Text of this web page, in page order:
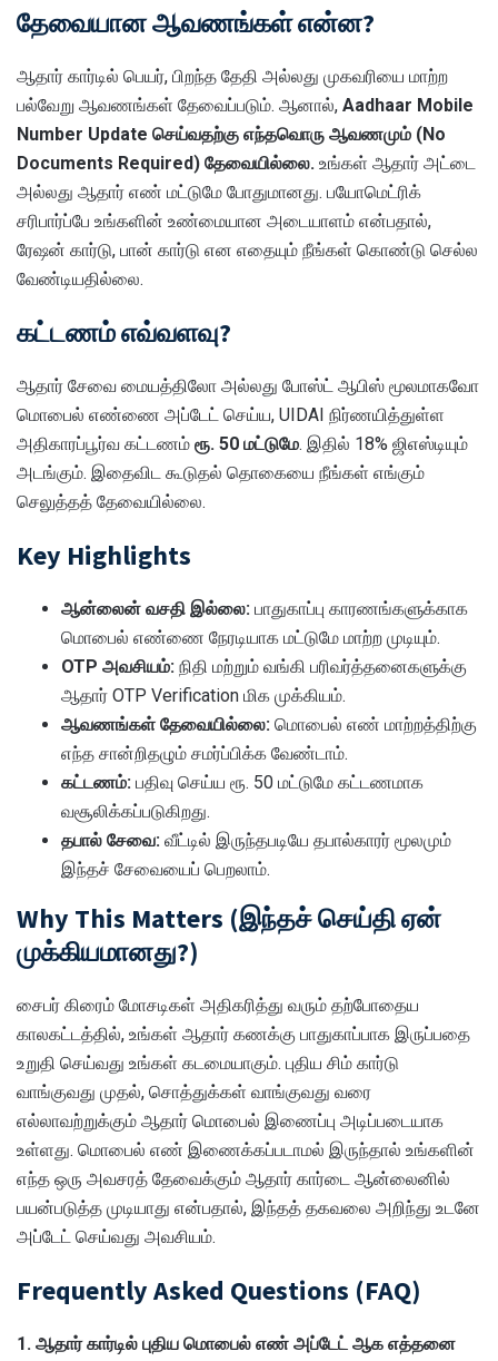
தேவையான ஆவணங்கள் என்ன?
ஆதார் கார்டில் பெயர், பிறந்த தேதி அல்லது முகவரியை மாற்ற
பல்வேறு ஆவணங்கள் தேவைப்படும். ஆனால், Aadhaar Mobile
Number Update செய்வதற்கு எந்தவொரு ஆவணமும் (No
Documents Required) தேவையில்லை. உங்கள் ஆதார் அட்டை
அல்லது ஆதார் எண் மட்டுமே போதுமானது. பயோமெட்ரிக்
சரிபார்ப்பே உங்களின் உண்மையான அடையாளம் என்பதால்,
ரேஷன் கார்டு, பான் கார்டு என எதையும் நீங்கள் கொண்டு செல்ல
வேண்டியதில்லை.
கட்டணம் எவ்வளவு?
ஆதார் சேவை மையத்திலோ அல்லது போஸ்ட் ஆபிஸ் மூலமாகவோ
மொபைல் எண்ணை அப்டேட் செய்ய, UIDAI நிர்ணயித்துள்ள
அதிகாரப்பூர்வ கட்டணம் ரூ. 50 மட்டுமே. இதில் 18% ஜிஎஸ்டியும்
அடங்கும். இதைவிட கூடுதல் தொகையை நீங்கள் எங்கும்
செலுத்தத் தேவையில்லை.
Key Highlights
ஆன்லைன் வசதி இல்லை: பாதுகாப்பு காரணங்களுக்காக
மொபைல் எண்ணை நேரடியாக மட்டுமே மாற்ற முடியும்.
OTP அவசியம்: நிதி மற்றும் வங்கி பரிவர்த்தனைகளுக்கு
ஆதார் OTP Verification மிக முக்கியம்.
ஆவணங்கள் தேவையில்லை: மொபைல் எண் மாற்றத்திற்கு
எந்த சான்றிதழும் சமர்ப்பிக்க வேண்டாம்.
கட்டணம்: பதிவு செய்ய ரூ. 50 மட்டுமே கட்டணமாக
வசூலிக்கப்படுகிறது.
தபால் சேவை: வீட்டில் இருந்தபடியே தபால்காரர் மூலமும்
இந்தச் சேவையைப் பெறலாம்.
Why This Matters (இந்தச் செய்தி ஏன்
முக்கியமானது?)
சைபர் கிரைம் மோசடிகள் அதிகரித்து வரும் தற்போதைய
காலகட்டத்தில், உங்கள் ஆதார் கணக்கு பாதுகாப்பாக இருப்பதை
உறுதி செய்வது உங்கள் கடமையாகும். புதிய சிம் கார்டு
வாங்குவது முதல், சொத்துக்கள் வாங்குவது வரை
எல்லாவற்றுக்கும் ஆதார் மொபைல் இணைப்பு அடிப்படையாக
உள்ளது. மொபைல் எண் இணைக்கப்படாமல் இருந்தால் உங்களின்
எந்த ஒரு அவசரத் தேவைக்கும் ஆதார் கார்டை ஆன்லைனில்
பயன்படுத்த முடியாது என்பதால், இந்தத் தகவலை அறிந்து உடனே
அப்டேட் செய்வது அவசியம்.
Frequently Asked Questions (FAQ)
1. ஆதார் கார்டில் புதிய மொபைல் எண் அப்டேட் ஆக எத்தனை